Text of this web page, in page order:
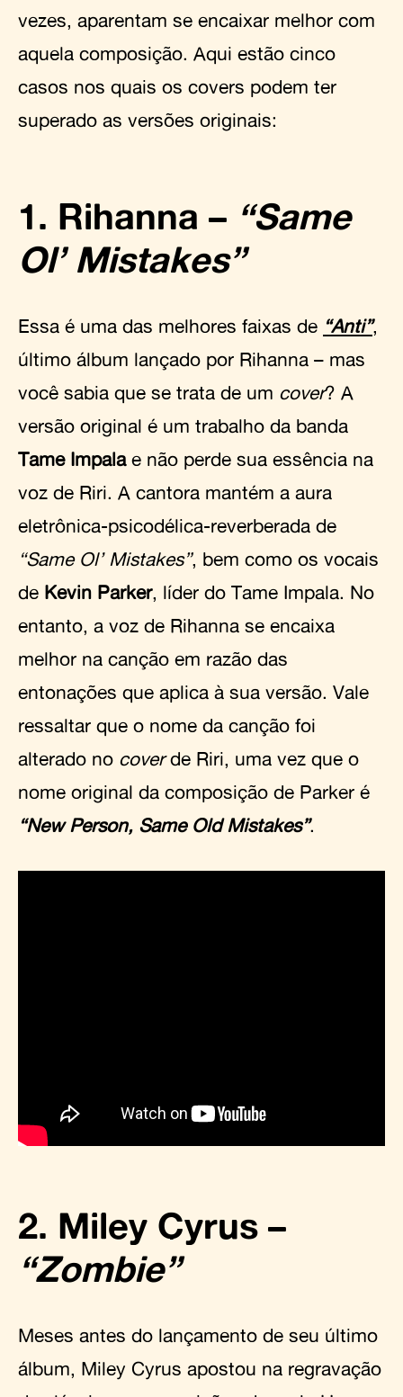
vezes, aparentam se encaixar melhor com
aquela composição. Aqui estão cinco
casos nos quais os covers podem ter
superado as versões originais:
1. Rihanna – “Same
Ol’ Mistakes”
Essa é uma das melhores faixas de “Anti”,
último álbum lançado por Rihanna – mas
você sabia que se trata de um cover? A
versão original é um trabalho da banda
Tame Impalae não perde sua essência na
voz de Riri. A cantora mantém a aura
eletrônica-psicodélica-reverberada de
“Same Ol’ Mistakes”, bem como os vocais
de Kevin Parker, líder do Tame Impala. No
entanto, a voz de Rihanna se encaixa
melhor na canção em razão das
entonações que aplica à sua versão. Vale
ressaltar que o nome da canção foi
alterado no coverde Riri, uma vez que o
nome original da composição de Parker é
“New Person, Same Old Mistakes”.
2. Miley Cyrus –
“Zombie”
Meses antes do lançamento de seu último
álbum, Miley Cyrus apostou na regravação